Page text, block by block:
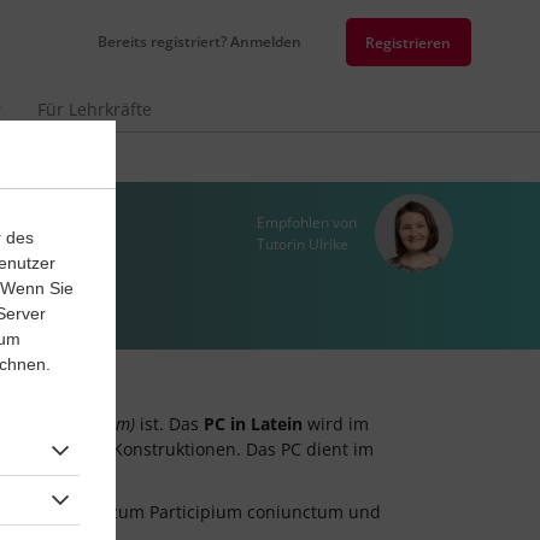
Bereits registriert? Anmelden Registrieren
Für Lehrkräfte
Empfohlen von
Tutorin Ulrike
(coniunctum) ist. Das PC in Lateinwird im
Konstruktionen. Das PC dient im
Übungen zum Participium coniunctum und
des
Sie